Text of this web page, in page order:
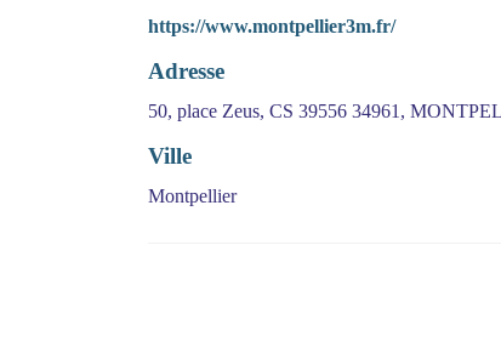
https://www.montpellier3m.fr/
Adresse
50, place Zeus, CS 39556 34961,
Ville
Montpellier